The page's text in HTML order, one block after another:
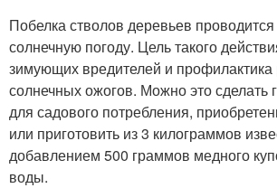
Побелка стволов деревьев
солнечную погоду. Цель такого
зимующих вредителей и профилактика
солнечных ожогов. Можно это сделать
для садового потребления,
или приготовить из 3 килограммов
добавлением 500 граммов медного
воды.